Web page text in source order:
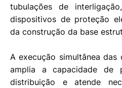
tubulações de
dispositivos de proteção
da construção da base
A execução simultânea
amplia a capacidade de
distribuição e atende